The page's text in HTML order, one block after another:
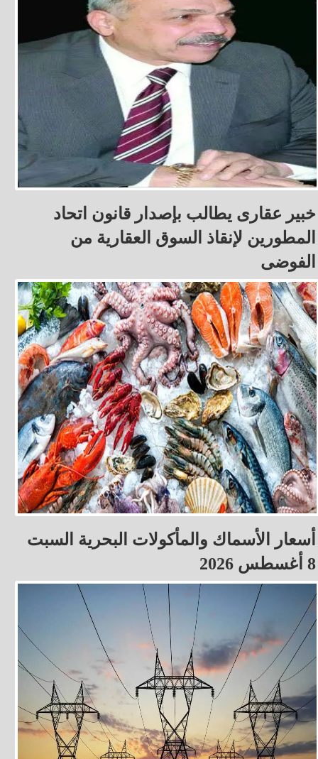
خبير عقارى يطالب بإصدار قانون اتحاد
المطورين لإنقاذ السوق العقارية من
الفوضى
أسعار الأسماك والمأكولات البحرية السبت
8 أغسطس 2026